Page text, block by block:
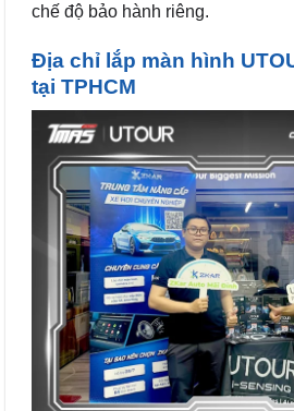
chế độ bảo hành riêng.
Địa chỉ lắp màn hình
tại TPHCM